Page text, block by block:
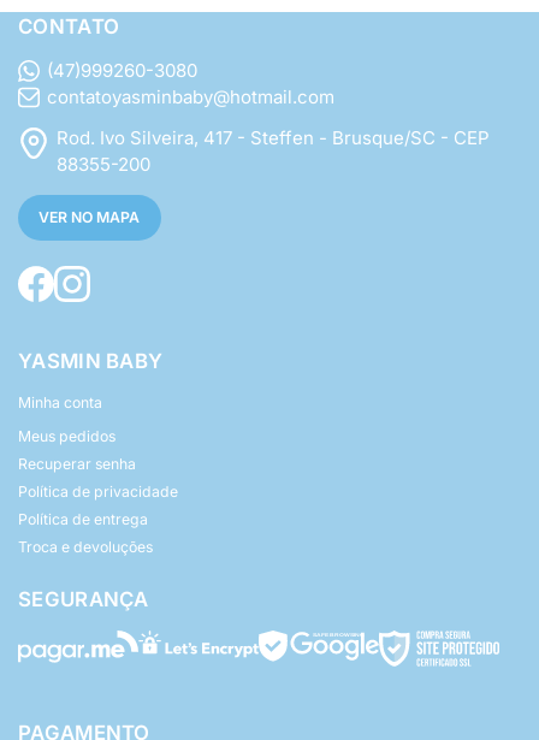
CONTATO
(47)999260-3080
contatoyasminbaby@hotmail.com
Rod. Ivo Silveira, 417 - Steffen - Brusque/SC - CEP
88355-200
VER NO MAPA
YASMIN BABY
Minha conta
Meus pedidos
Recuperar senha
Política de privacidade
Política de entrega
Troca e devoluções
SEGURANÇA
PAGAMENTO